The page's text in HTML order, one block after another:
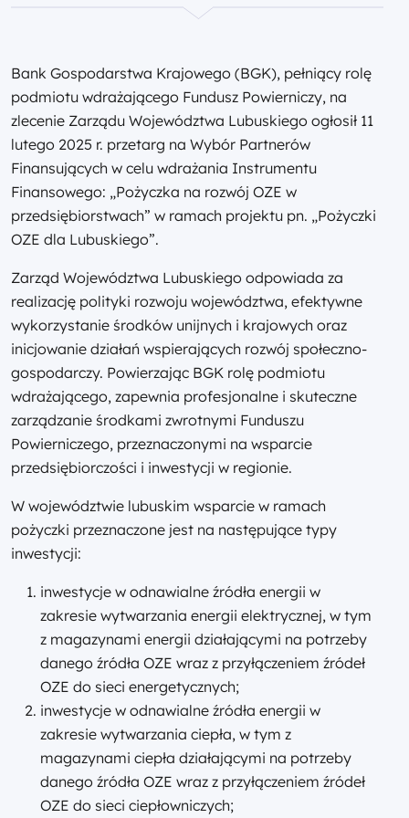
Bank Gospodarstwa Krajowego (BGK), pełniący rolę
podmiotu wdrażającego Fundusz Powierniczy, na
zlecenie Zarządu Województwa Lubuskiego ogłosił 11
lutego 2025 r. przetarg na Wybór Partnerów
Finansujących w celu wdrażania Instrumentu
Finansowego: „Pożyczka na rozwój OZE w
przedsiębiorstwach” w ramach projektu pn. „Pożyczki
OZE dla Lubuskiego”.
Zarząd Województwa Lubuskiego odpowiada za
realizację polityki rozwoju województwa, efektywne
wykorzystanie środków unijnych i krajowych oraz
inicjowanie działań wspierających rozwój społeczno-
gospodarczy. Powierzając BGK rolę podmiotu
wdrażającego, zapewnia profesjonalne i skuteczne
zarządzanie środkami zwrotnymi Funduszu
Powierniczego, przeznaczonymi na wsparcie
przedsiębiorczości i inwestycji w regionie.
W województwie lubuskim wsparcie w ramach
pożyczki przeznaczone jest na następujące typy
inwestycji:
inwestycje w odnawialne źródła energii w
zakresie wytwarzania energii elektrycznej, w tym
z magazynami energii działającymi na potrzeby
danego źródła OZE wraz z przyłączeniem źródeł
OZE do sieci energetycznych;
inwestycje w odnawialne źródła energii w
zakresie wytwarzania ciepła, w tym z
magazynami ciepła działającymi na potrzeby
danego źródła OZE wraz z przyłączeniem źródeł
OZE do sieci ciepłowniczych;